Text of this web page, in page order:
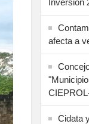
Inversión
afecta a
Cidata